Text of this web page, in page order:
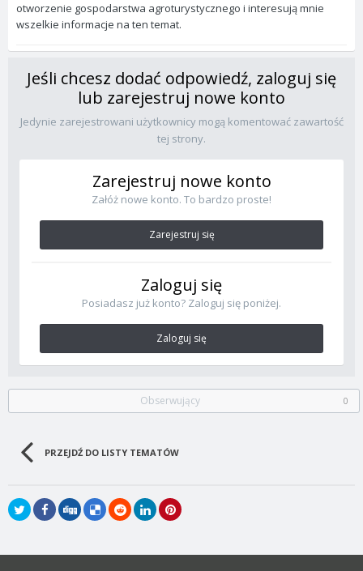
otworzenie gospodarstwa agroturystycznego i interesują mnie
wszelkie informacje na ten temat.
Jeśli chcesz dodać odpowiedź, zaloguj się
lub zarejestruj nowe konto
Jedynie zarejestrowani użytkownicy mogą komentować zawartość
tej strony.
Zarejestruj nowe konto
Załóż nowe konto. To bardzo proste!
Zarejestruj się
Zaloguj się
Posiadasz już konto? Zaloguj się poniżej.
Zaloguj się
Obserwujący 0
PRZEJDŹ DO LISTY TEMATÓW